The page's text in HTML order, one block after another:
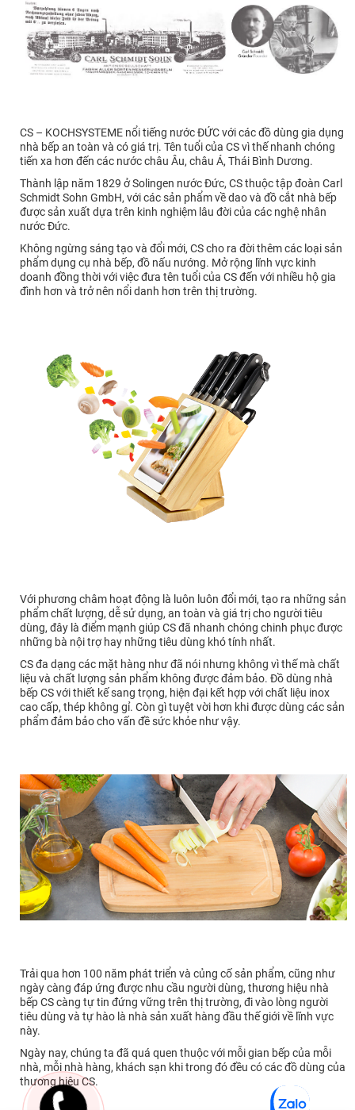
CS – KOCHSYSTEME nổi tiếng nước ĐỨC với các đồ dùng gia dụng
nhà bếp an toàn và có giá trị. Tên tuổi của CS vì thế nhanh chóng
tiến xa hơn đến các nước châu Âu, châu Á, Thái Bình Dương.
Thành lập năm 1829 ở Solingen nước Đức, CS thuộc tập đoàn Carl
Schmidt Sohn GmbH, với các sản phẩm về dao và đồ cắt nhà bếp
được sản xuất dựa trên kinh nghiệm lâu đời của các nghệ nhân
nước Đức.
Không ngừng sáng tạo và đổi mới, CS cho ra đời thêm các loại sản
phẩm dụng cụ nhà bếp, đồ nấu nướng. Mở rộng lĩnh vực kinh
doanh đồng thời với việc đưa tên tuổi của CS đến với nhiều hộ gia
đình hơn và trở nên nổi danh hơn trên thị trường.
Với phương châm hoạt động là luôn luôn đổi mới, tạo ra những sản
phẩm chất lượng, dễ sử dụng, an toàn và giá trị cho người tiêu
dùng, đây là điểm mạnh giúp CS đã nhanh chóng chinh phục được
những bà nội trợ hay những tiêu dùng khó tính nhất.
CS đa dạng các mặt hàng như đã nói nhưng không vì thế mà chất
liệu và chất lượng sản phẩm không được đảm bảo. Đồ dùng nhà
bếp CS với thiết kế sang trọng, hiện đại kết hợp với chất liệu inox
cao cấp, thép không gỉ. Còn gì tuyệt vời hơn khi được dùng các sản
phẩm đảm bảo cho vấn đề sức khỏe như vậy.
Trải qua hơn 100 năm phát triển và củng cố sản phẩm, cũng như
ngày càng đáp ứng được nhu cầu người dùng, thương hiệu nhà
bếp CS càng tự tin đứng vững trên thị trường, đi vào lòng người
tiêu dùng và tự hào là nhà sản xuất hàng đầu thế giới về lĩnh vực
này.
Ngày nay, chúng ta đã quá quen thuộc với mỗi gian bếp của mỗi
nhà, mỗi nhà hàng, khách sạn khi trong đó đều có các đồ dùng của
thương hiệu CS.